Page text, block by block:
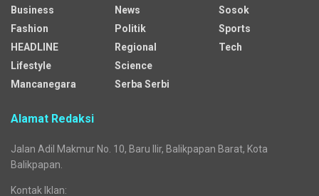
Business
Fashion
HEADLINE
Lifestyle
Mancanegara
News
Politik
Regional
Science
Serba Serbi
Sosok
Sports
Tech
Alamat Redaksi
Jalan Adil Makmur No. 10, Baru Ilir, Balikpapan Barat, Kota
Balikpapan.
Kontak Iklan: